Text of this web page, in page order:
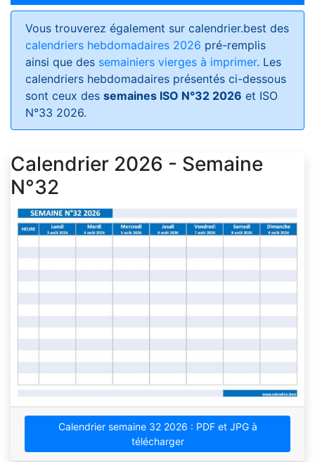
Vous trouverez également sur calendrier.best des
calendriers hebdomadaires 2026 pré-remplis
ainsi que des semainiers vierges à imprimer. Les
calendriers hebdomadaires présentés ci-dessous
sont ceux des semaines ISO N°32 2026 et ISO
N°33 2026.
Calendrier 2026 - Semaine
N°32
Calendrier semaine 32 2026 : PDF et JPG à
télécharger